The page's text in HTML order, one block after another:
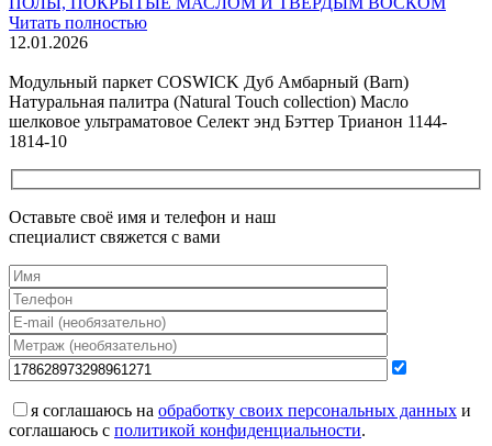
Читать полностью
12.01.2026
Модульный паркет COSWICK Дуб Амбарный (Barn)
Натуральная палитра (Natural Touch collection) Масло
шелковое ультраматовое Селект энд Бэттер Трианон 1144-
1814-10
Оставьте своё имя и телефон и наш
специалист свяжется с вами
я соглашаюсь на обработку своих персональных данных и
соглашаюсь с политикой конфиденциальности.